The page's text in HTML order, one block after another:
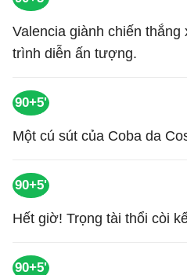
Valencia giành chiến
trình diễn ấn tượng.
90+5'
Một cú sút của Coba da
90+5'
Hết giờ! Trọng tài thổi còi
90+5'